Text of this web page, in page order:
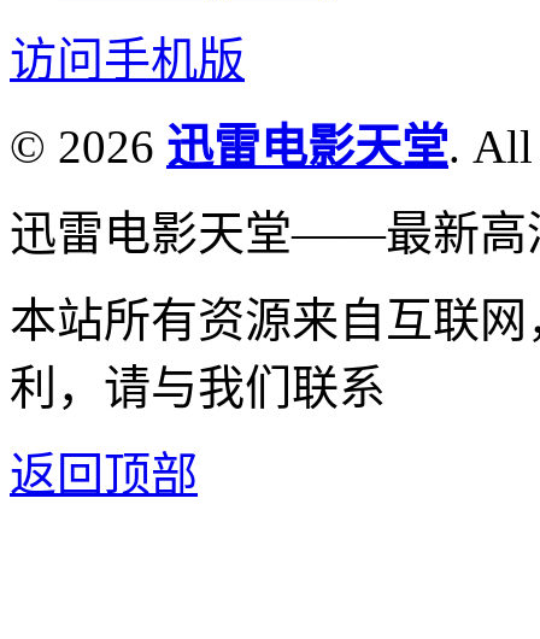
访问手机版
© 2026 迅雷电影天堂. All
迅雷电影天堂——最新高
本站所有资源来自互联
利，请与我们联系
返回顶部